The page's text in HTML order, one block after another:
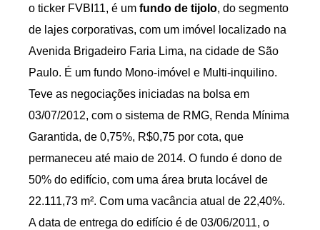
o ticker FVBI11, é um fundo de tijolo, do segmento
de lajes corporativas, com um imóvel localizado na
Avenida Brigadeiro Faria Lima, na cidade de São
Paulo. É um fundo Mono-imóvel e Multi-inquilino.
Teve as negociações iniciadas na bolsa em
03/07/2012, com o sistema de RMG, Renda Mínima
Garantida, de 0,75%, R$0,75 por cota, que
permaneceu até maio de 2014. O fundo é dono de
50% do edifício, com uma área bruta locável de
22.111,73 m². Com uma vacância atual de 22,40%.
A data de entrega do edifício é de 03/06/2011, o